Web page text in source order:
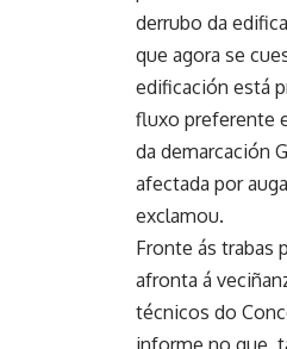
derrubo da
que agora se
edificación está
fluxo preferente
da demarcación
afectada por
exclamou.
Fronte ás trabas
afronta á
técnicos do